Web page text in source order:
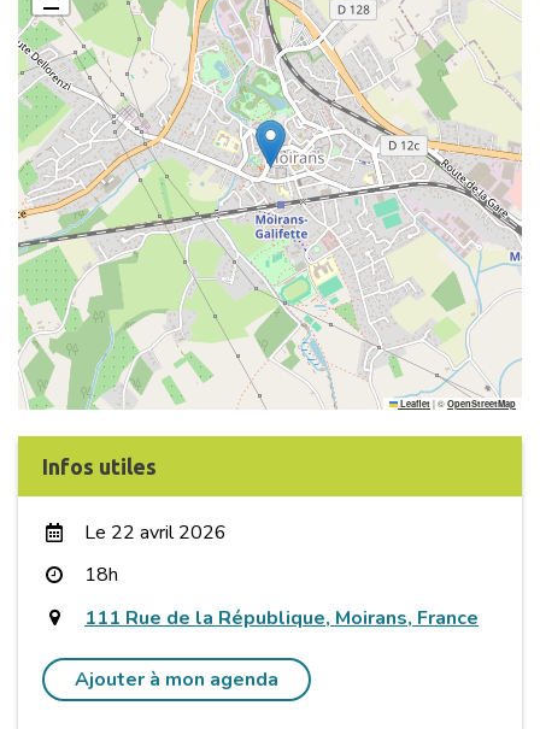
Leaflet |© OpenStreetMap
Infos utiles
Le 22 avril 2026
18h
111 Rue de la République, Moirans, France
Ajouter à mon agenda